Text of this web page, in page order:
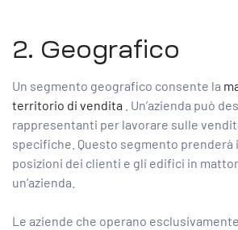
2. Geografico
Un segmento geografico consente la
territorio di vendita . Un’azienda può
rappresentanti per lavorare sulle
specifiche. Questo segmento prenderà
posizioni dei clienti e gli edifici in
un’azienda.
Le aziende che operano